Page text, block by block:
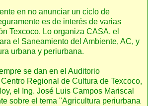
en no anunciar un ciclo de
es de interés de varias
Texcoco. Lo organiza CASA, el
el Saneamiento del Ambiente, AC, y
urbana y periurbana.
se dan en el Auditorio
Regional de Cultura de Texcoco,
el Ing. José Luis Campos Mariscal
sobre el tema "Agricultura periurbana